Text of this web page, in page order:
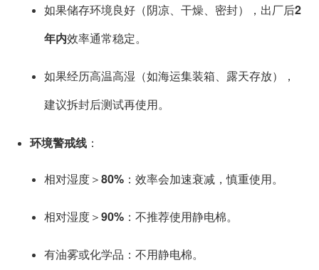
如果储存环境良好（阴凉、干燥、密封），出厂后2
年内效率通常稳定。
如果经历高温高湿（如海运集装箱、露天存放），
建议拆封后测试再使用。
环境警戒线 ：
相对湿度＞80% ：效率会加速衰减，慎重使用。
相对湿度＞90% ：不推荐使用静电棉。
有油雾或化学品：不用静电棉。